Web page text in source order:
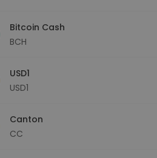
Bitcoin Cash
BCH
USD1
USD1
Canton
CC